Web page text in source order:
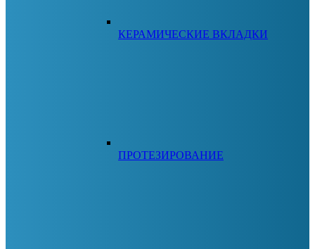
КЕРАМИЧЕСКИЕ ВКЛАДКИ
ПРОТЕЗИРОВАНИЕ